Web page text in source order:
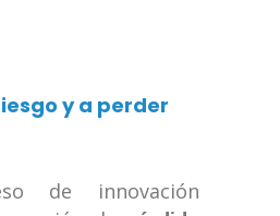
y a perder
de innovación